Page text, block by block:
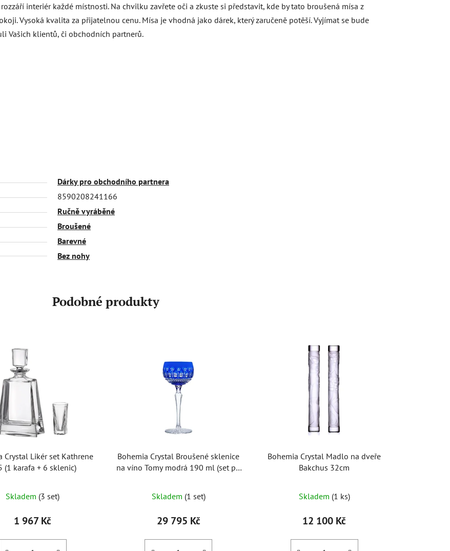
interiér každé místnosti. Na chvilku zavřete oči a zkuste si představit, kde by tato broušená mísa z
Vysoká kvalita za přijatelnou cenu. Mísa je vhodná jako dárek, který zaručeně potěší. Vyjímat se bude
Vašich klientů, či obchodních partnerů.
Dárky pro obchodního partnera
8590208241166
Ručně vyráběné
Broušené
Barevné
Bez nohy
Podobné produkty
Crystal Likér set Kathrene
(1 karafa + 6 sklenic)
Skladem (3 set)
1 967 Kč
Bohemia Crystal Broušené sklenice
na víno Tomy modrá 190 ml (set po
Skladem (1 set)
29 795 Kč
Bohemia Crystal Madlo na dveře
Bakchus 32cm
Skladem (1 ks)
12 100 Kč